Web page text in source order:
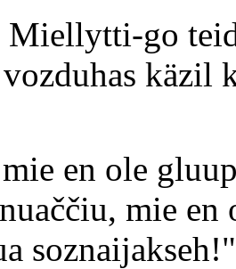
go
käzil
en ole
mie en
soznaijakseh!"